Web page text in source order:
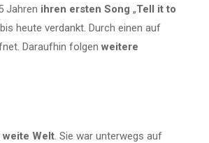
Jahren ihren ersten Song „Tell it to
heute verdankt. Durch einen auf
Daraufhin folgen weitere
Welt. Sie war unterwegs auf